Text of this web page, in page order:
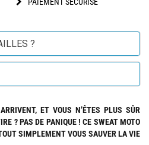
?
ET VOUS N’ÊTES PLUS SÛR
? PAS DE PANIQUE ! CE SWEAT MOTO
SIMPLEMENT VOUS SAUVER LA VIE